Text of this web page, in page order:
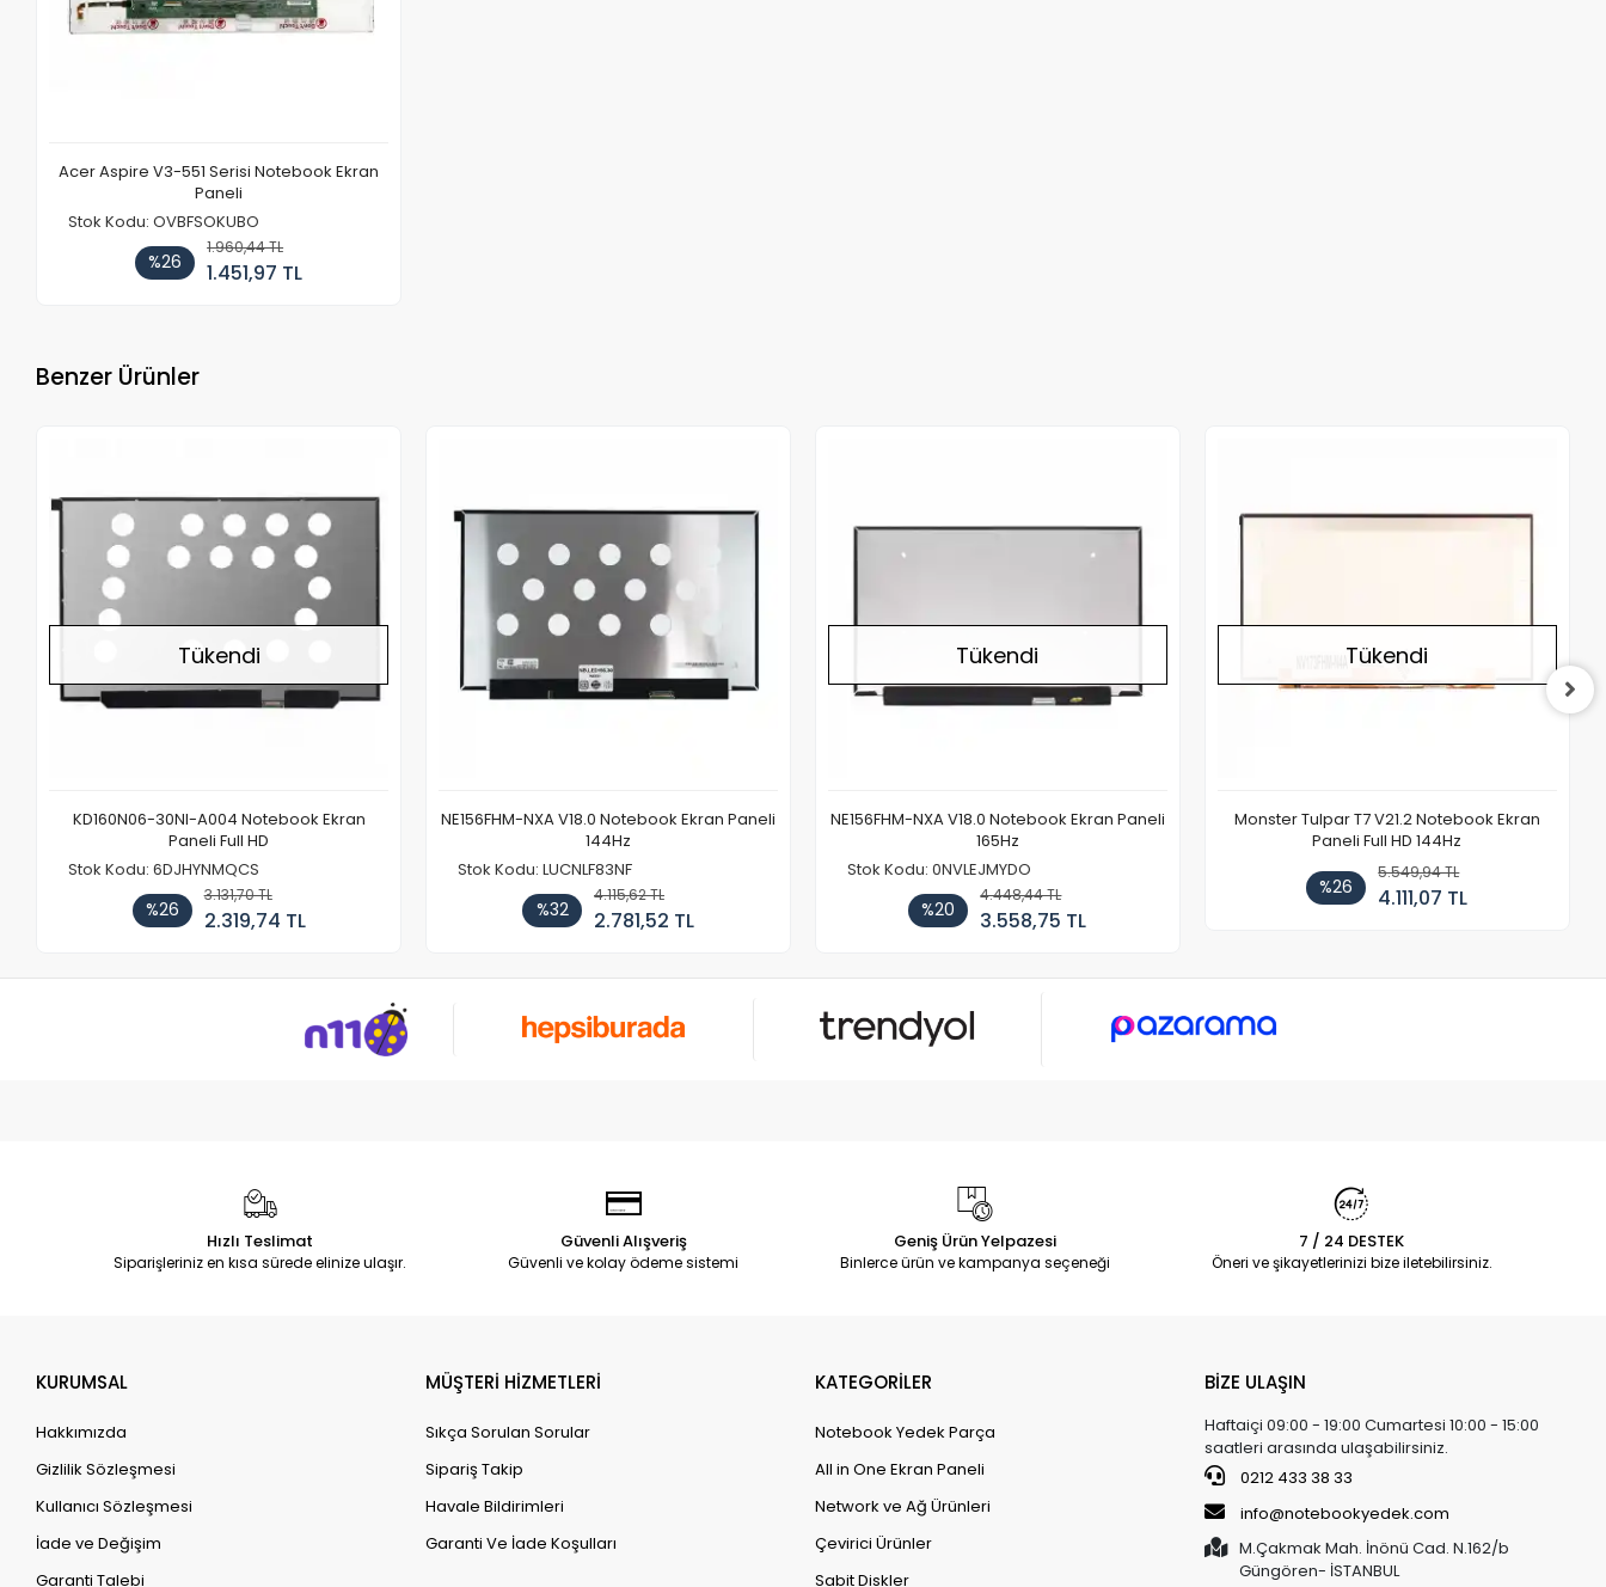
Acer Aspire V3-551 Serisi Notebook Ekran
Paneli
Stok Kodu: OVBFSOKUBO
%26
1.960,44 TL
1.451,97 TL
Benzer Ürünler
Tükendi
KD160N06-30NI-A004 Notebook Ekran
Paneli Full HD
Stok Kodu: 6DJHYNMQCS
%26
3.131,70 TL
2.319,74 TL
NE156FHM-NXA V18.0 Notebook Ekran Paneli
144Hz
Stok Kodu: LUCNLF83NF
%32
4.115,62 TL
2.781,52 TL
Tükendi
NE156FHM-NXA V18.0 Notebook Ekran Paneli
165Hz
Stok Kodu: 0NVLEJMYDO
%20
4.448,44 TL
3.558,75 TL
Tükendi
Monster Tulpar T7 V21.2 Notebook Ekran
Paneli Full HD 144Hz
%26
5.549,94 TL
4.111,07 TL
Hızlı Teslimat
Siparişleriniz en kısa sürede elinize ulaşır.
Güvenli Alışveriş
Güvenli ve kolay ödeme sistemi
Geniş Ürün Yelpazesi
Binlerce ürün ve kampanya seçeneği
7 / 24 DESTEK
Öneri ve şikayetlerinizi bize iletebilirsiniz.
KURUMSAL
Hakkımızda
Gizlilik Sözleşmesi
Kullanıcı Sözleşmesi
İade ve Değişim
Garanti Talebi
MÜŞTERİ HİZMETLERİ
Sıkça Sorulan Sorular
Sipariş Takip
Havale Bildirimleri
Garanti Ve İade Koşulları
KATEGORİLER
Notebook Yedek Parça
All in One Ekran Paneli
Network ve Ağ Ürünleri
Çevirici Ürünler
Sabit Diskler
BİZE ULAŞIN
Haftaiçi 09:00 - 19:00 Cumartesi 10:00 - 15:00
saatleri arasında ulaşabilirsiniz.
0212 433 38 33
info@notebookyedek.com
M.Çakmak Mah. İnönü Cad. N.162/b
Güngören- İSTANBUL